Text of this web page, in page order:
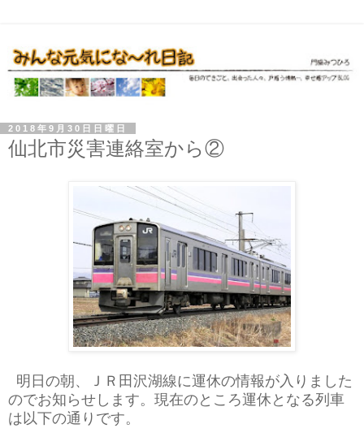
2018年9月30日日曜日
仙北市災害連絡室から②
明日の朝、ＪＲ田沢湖線に運休の情報が入りました
のでお知らせします。現在のところ運休となる列車
は以下の通りです。